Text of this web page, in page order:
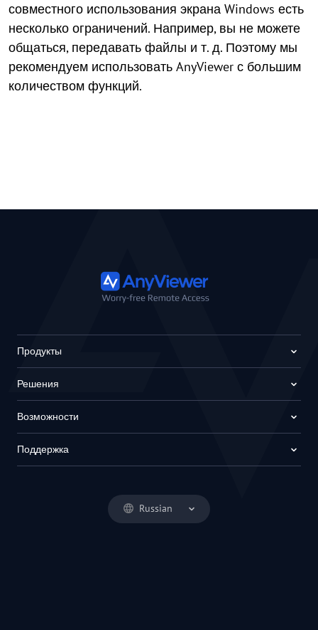
совместного использования экрана Windows есть
несколько ограничений. Например, вы не можете
общаться, передавать файлы и т. д. Поэтому мы
рекомендуем использовать AnyViewer с большим
количеством функций.
Russian
Продукты
Решения
Возможности
Поддержка